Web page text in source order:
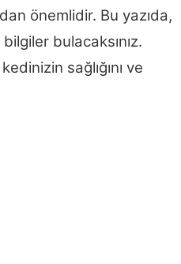
önemlidir. Bu yazıda,
bulacaksınız.
sağlığını ve